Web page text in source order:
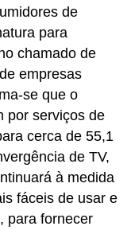
de
para
chamado de
empresas
se que o
por serviços de
cerca de 55,1
de TV,
à medida
fáceis de usar e
para fornecer